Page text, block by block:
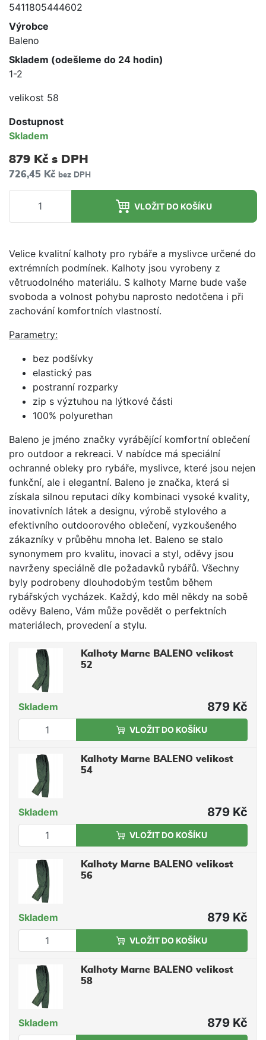
5411805444602
Výrobce
Baleno
Skladem (odešleme do 24 hodin)
1-2
velikost 58
Dostupnost
Skladem
879 Kč s DPH
726,45 Kč bez DPH
VLOŽIT DO KOŠÍKU
Velice kvalitní kalhoty pro rybáře a myslivce určené do
extrémních podmínek. Kalhoty jsou vyrobeny z
větruodolného materiálu. S kalhoty Marne bude vaše
svoboda a volnost pohybu naprosto nedotčena i při
zachování komfortních vlastností.
Parametry:
bez podšívky
elastický pas
postranní rozparky
zip s výztuhou na lýtkové části
100% polyurethan
Baleno je jméno značky vyrábějící komfortní oblečení
pro outdoor a rekreaci. V nabídce má speciální
ochranné obleky pro rybáře, myslivce, které jsou nejen
funkční, ale i elegantní. Baleno je značka, která si
získala silnou reputaci díky kombinaci vysoké kvality,
inovativních látek a designu, výrobě stylového a
efektivního outdoorového oblečení, vyzkoušeného
zákazníky v průběhu mnoha let. Baleno se stalo
synonymem pro kvalitu, inovaci a styl, oděvy jsou
navrženy speciálně dle požadavků rybářů. Všechny
byly podrobeny dlouhodobým testům během
rybářských vycházek. Každý, kdo měl někdy na sobě
oděvy Baleno, Vám může povědět o perfektních
materiálech, provedení a stylu.
Kalhoty Marne BALENO velikost
52
Skladem 879 Kč
VLOŽIT DO KOŠÍKU
Kalhoty Marne BALENO velikost
54
Skladem 879 Kč
VLOŽIT DO KOŠÍKU
Kalhoty Marne BALENO velikost
56
Skladem 879 Kč
VLOŽIT DO KOŠÍKU
Kalhoty Marne BALENO velikost
58
Skladem 879 Kč